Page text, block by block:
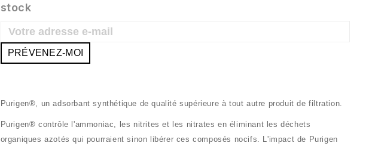
stock
PRÉVENEZ-MOI
Purigen®, un adsorbant synthétique de qualité supérieure à tout autre produit de filtration.
Purigen® contrôle l'ammoniac, les nitrites et les nitrates en éliminant les déchets
organiques azotés qui pourraient sinon libérer ces composés nocifs. L'impact de Purigen